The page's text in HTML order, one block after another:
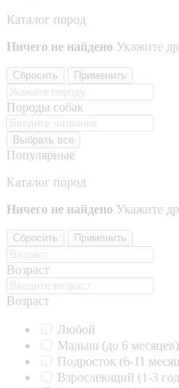
Каталог пород
Ничего не найдено Укажите
Сбросить Применить
Породы собак
Выбрать все
Популярные
Каталог пород
Ничего не найдено Укажите
Сбросить Применить
Возраст
Возраст
Любой
Малыш (до 6 месяцев)
Подросток (6-11
Взрослеющий (1-3